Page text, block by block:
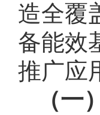
造全覆
备能效
推广应
（